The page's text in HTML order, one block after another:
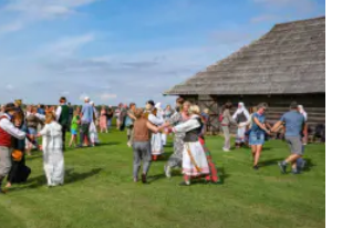
kurie norėtų paskaityti I.
knygą „15 matų su Galina
Kas liko nutylėta?“ kviečiame
bibliotekose.